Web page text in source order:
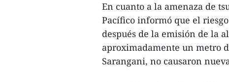
En cuanto a la amenaza de
Pacífico informó que el
después de la emisión de la
aproximadamente un metro
Sarangani, no causaron